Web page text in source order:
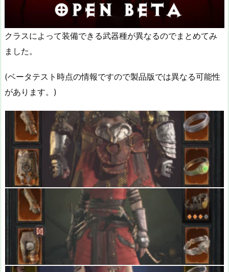
クラスによって装備できる武器種が異なるのでまとめてみ
ました。
(ベータテスト時点の情報ですので製品版では異なる可能性
があります。)